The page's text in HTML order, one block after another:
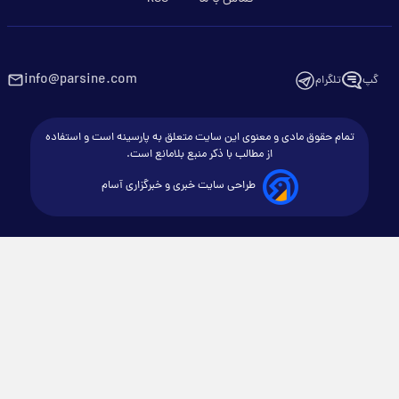
گپ تلگرام info@parsine.com
تمام حقوق مادی و معنوی این سایت متعلق به پارسینه است و استفاده
از مطالب با ذکر منبع بلامانع است.
طراحی سایت خبری و خبرگزاری آسام